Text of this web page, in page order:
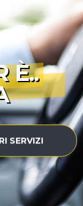
È..
|
SERVIZI